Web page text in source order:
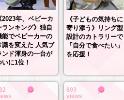
2023年、ベビーカ
ランキング》独自
能でベビーカーの
識を変えた 人気ブ
ンド渾身の一台が
いに1位！
《子どもの気持ちに
寄り添う》リング型
設計のカトラリーで
「自分で食べたい」
を応援！
803
views